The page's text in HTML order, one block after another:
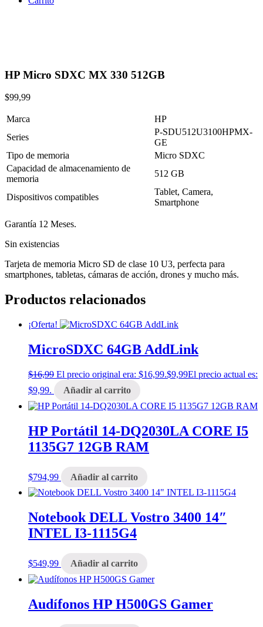
HP Micro SDXC MX 330 512GB
$99,99
Marca
HP
Series
P-SDU512U3100HPMX-
GE
Tipo de memoria
Micro SDXC
Capacidad de almacenamiento de
memoria
512 GB
Dispositivos compatibles
Tablet, Camera,
Smartphone
Garantía 12 Meses.
Sin existencias
Tarjeta de memoria Micro SD de clase 10 U3, perfecta para
smartphones, tabletas, cámaras de acción, drones y mucho más.
Productos relacionados
¡Oferta!
MicroSDXC 64GB AddLink
$16,99 El precio original era: $16,99.$9,99El precio actual es:
$9,99.
Añadir al carrito
HP Portátil 14-DQ2030LA CORE I5
1135G7 12GB RAM
$794,99 Añadir al carrito
Notebook DELL Vostro 3400 14″
INTEL I3-1115G4
$549,99 Añadir al carrito
Audífonos HP H500GS Gamer